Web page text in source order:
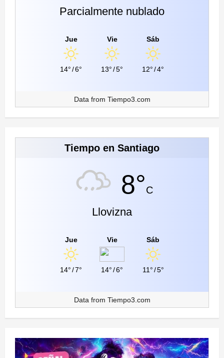
Parcialmente nublado
Jue
14°/6°
Vie
13°/5°
Sáb
12°/4°
Data from Tiempo3.com
Tiempo en Santiago
8°C
Llovizna
Jue
14°/7°
Vie
14°/6°
Sáb
11°/5°
Data from Tiempo3.com